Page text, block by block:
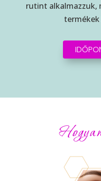
rutint alkalmazzuk,
termékek